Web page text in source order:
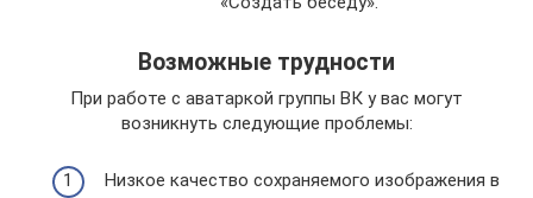
Возможные трудности
При работе с аватаркой группы ВК у вас могут
возникнуть следующие проблемы:
Низкое качество сохраняемого изображения в